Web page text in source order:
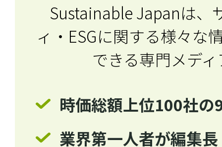
Sustainable Japanは、
ィ・ESGに関する様々な
できる専門メデ
時価総額上位100社
業界第一人者が編集長